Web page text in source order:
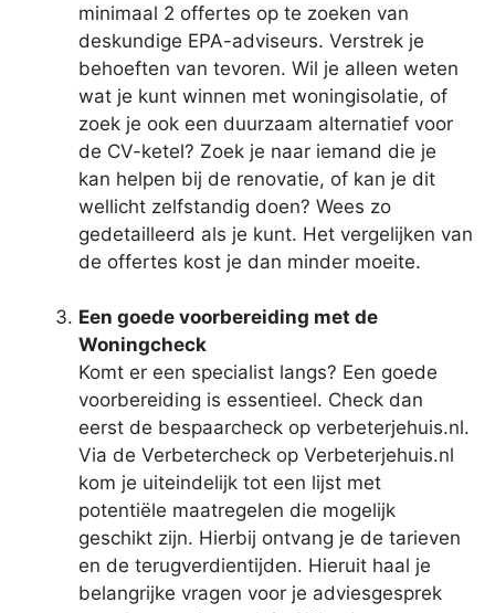
minimaal 2 offertes op te zoeken van
deskundige EPA-adviseurs. Verstrek je
behoeften van tevoren. Wil je alleen weten
wat je kunt winnen met woningisolatie, of
zoek je ook een duurzaam alternatief voor
de CV-ketel? Zoek je naar iemand die je
kan helpen bij de renovatie, of kan je dit
wellicht zelfstandig doen? Wees zo
gedetailleerd als je kunt. Het vergelijken van
de offertes kost je dan minder moeite.
Een goede voorbereiding met de
Woningcheck
Komt er een specialist langs? Een goede
voorbereiding is essentieel. Check dan
eerst de bespaarcheck op verbeterjehuis.nl.
Via de Verbetercheck op Verbeterjehuis.nl
kom je uiteindelijk tot een lijst met
potentiële maatregelen die mogelijk
geschikt zijn. Hierbij ontvang je de tarieven
en de terugverdientijden. Hieruit haal je
belangrijke vragen voor je adviesgesprek